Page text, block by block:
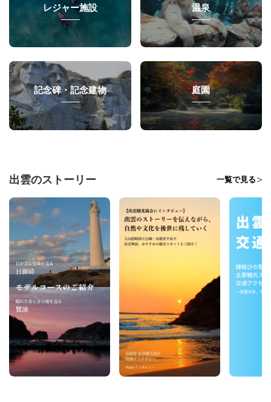
レジャー施設 温泉
記念碑・記念建物 庭園
出雲のストーリー 一覧で見る